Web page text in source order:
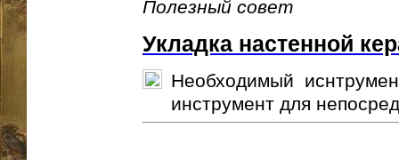
Полезный совет
Укладка настенной
Необходимый
инструмент для